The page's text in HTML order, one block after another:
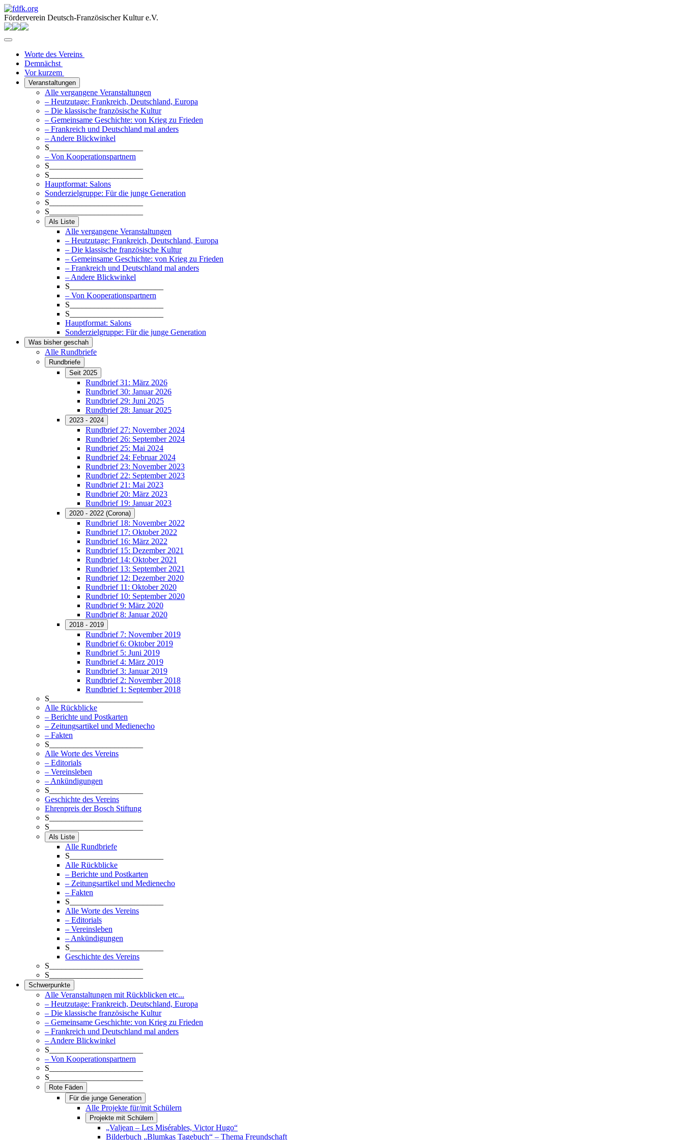
Förderverein Deutsch-Französischer Kultur e.V.
Worte des Vereins
Demnächst
Vor kurzem
Veranstaltungen
Alle vergangene Veranstaltungen
– Heutzutage: Frankreich, Deutschland, Europa
– Die klassische französische Kultur
– Gemeinsame Geschichte: von Krieg zu Frieden
– Frankreich und Deutschland mal anders
– Andere Blickwinkel
S_______________________
– Von Kooperationspartnern
S_______________________
S_______________________
Hauptformat: Salons
Sonderzielgruppe: Für die junge Generation
S_______________________
S_______________________
Als Liste
Alle vergangene Veranstaltungen
– Heutzutage: Frankreich, Deutschland, Europa
– Die klassische französische Kultur
– Gemeinsame Geschichte: von Krieg zu Frieden
– Frankreich und Deutschland mal anders
– Andere Blickwinkel
S_______________________
– Von Kooperationspartnern
S_______________________
S_______________________
Hauptformat: Salons
Sonderzielgruppe: Für die junge Generation
Was bisher geschah
Alle Rundbriefe
Rundbriefe
Seit 2025
Rundbrief 31: März 2026
Rundbrief 30: Januar 2026
Rundbrief 29: Juni 2025
Rundbrief 28: Januar 2025
2023 - 2024
Rundbrief 27: November 2024
Rundbrief 26: September 2024
Rundbrief 25: Mai 2024
Rundbrief 24: Februar 2024
Rundbrief 23: November 2023
Rundbrief 22: September 2023
Rundbrief 21: Mai 2023
Rundbrief 20: März 2023
Rundbrief 19: Januar 2023
2020 - 2022 (Corona)
Rundbrief 18: November 2022
Rundbrief 17: Oktober 2022
Rundbrief 16: März 2022
Rundbrief 15: Dezember 2021
Rundbrief 14: Oktober 2021
Rundbrief 13: September 2021
Rundbrief 12: Dezember 2020
Rundbrief 11: Oktober 2020
Rundbrief 10: September 2020
Rundbrief 9: März 2020
Rundbrief 8: Januar 2020
2018 - 2019
Rundbrief 7: November 2019
Rundbrief 6: Oktober 2019
Rundbrief 5: Juni 2019
Rundbrief 4: März 2019
Rundbrief 3: Januar 2019
Rundbrief 2: November 2018
Rundbrief 1: September 2018
S_______________________
Alle Rückblicke
– Berichte und Postkarten
– Zeitungsartikel und Medienecho
– Fakten
S_______________________
Alle Worte des Vereins
– Editorials
– Vereinsleben
– Ankündigungen
S_______________________
Geschichte des Vereins
Ehrenpreis der Bosch Stiftung
S_______________________
S_______________________
Als Liste
Alle Rundbriefe
S_______________________
Alle Rückblicke
– Berichte und Postkarten
– Zeitungsartikel und Medienecho
– Fakten
S_______________________
Alle Worte des Vereins
– Editorials
– Vereinsleben
– Ankündigungen
S_______________________
Geschichte des Vereins
S_______________________
S_______________________
Schwerpunkte
Alle Veranstaltungen mit Rückblicken etc...
– Heutzutage: Frankreich, Deutschland, Europa
– Die klassische französische Kultur
– Gemeinsame Geschichte: von Krieg zu Frieden
– Frankreich und Deutschland mal anders
– Andere Blickwinkel
S_______________________
– Von Kooperationspartnern
S_______________________
S_______________________
Rote Fäden
Für die junge Generation
Alle Projekte für/mit Schülern
Projekte mit Schülern
„Valjean – Les Misérables, Victor Hugo“
Bilderbuch „Blumkas Tagebuch“ – Thema Freundschaft